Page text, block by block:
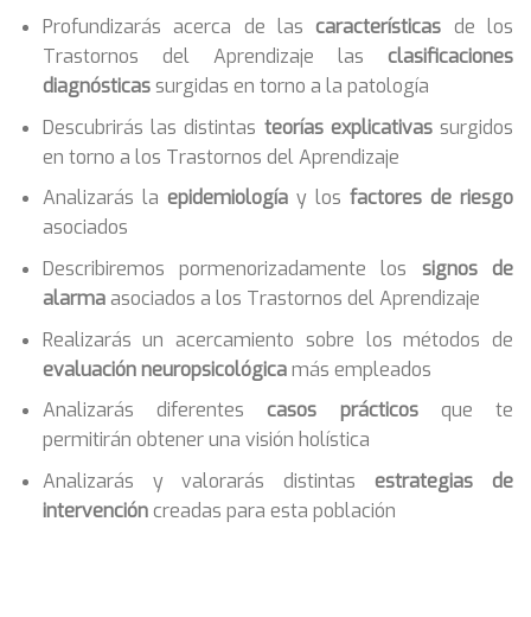
Profundizarás acerca de lascaracterísticas de los
Trastornos del Aprendizaje las clasificaciones
diagnósticassurgidas en torno a la patología
Descubrirás las distintas teorías explicativassurgidos
en torno a los Trastornos del Aprendizaje
Analizarás la epidemiologíay los factores de riesgo
asociados
Describiremos pormenorizadamente los signos de
alarmaasociados a los Trastornos del Aprendizaje
Realizarás un acercamiento sobre los métodos de
evaluación neuropsicológicamás empleados
Analizarás diferentescasos prácticosque te
permitirán obtener una visión holística
Analizarás y valorarás distintasestrategias de
intervencióncreadas para esta población